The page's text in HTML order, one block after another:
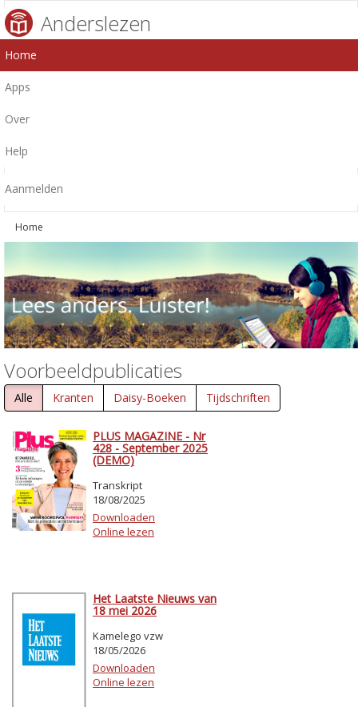
Anderslezen
Home
Apps
Over
Help
Aanmelden
Home
Voorbeeldpublicaties
Alle Kranten Daisy-Boeken Tijdschriften
PLUS MAGAZINE - Nr
428 - September 2025
(DEMO)
Transkript
18/08/2025
Downloaden
Online lezen
Het Laatste Nieuws van
18 mei 2026
Kamelego vzw
18/05/2026
Downloaden
Online lezen